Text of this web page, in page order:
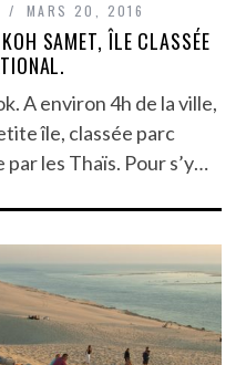
MARS 20, 2016
SAMET, ÎLE CLASSÉE
A environ 4h de la ville,
île, classée parc
les Thaïs. Pour s’y…